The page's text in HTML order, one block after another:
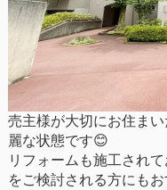
売主様が大切にお住ま
麗な状態です😊
リフォームも施工され
をご検討される方にも